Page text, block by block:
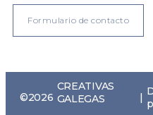
Formulario de contacto
©2026
CREATIVAS
GALEGAS
|